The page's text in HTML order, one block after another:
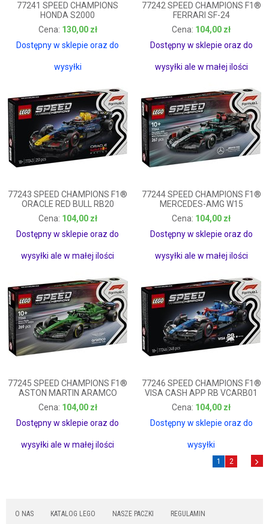
77241 SPEED CHAMPIONS
HONDA S2000
130,00 zł
Dostępny w sklepie oraz do
wysyłki
130,00 zł
77242 SPEED CHAMPIONS F1®
FERRARI SF-24
104,00 zł
Dostępny w sklepie oraz do
wysyłki ale w małej ilości
104,00 zł
77243 SPEED CHAMPIONS F1®
ORACLE RED BULL RB20
104,00 zł
Dostępny w sklepie oraz do
wysyłki ale w małej ilości
104,00 zł
77244 SPEED CHAMPIONS F1®
MERCEDES-AMG W15
104,00 zł
Dostępny w sklepie oraz do
wysyłki ale w małej ilości
104,00 zł
77245 SPEED CHAMPIONS F1®
ASTON MARTIN ARAMCO
AMR2
104,00 zł
Dostępny w sklepie oraz do
wysyłki ale w małej ilości
104,00 zł
77246 SPEED CHAMPIONS F1®
VISA CASH APP RB VCARB01
104,00 zł
Dostępny w sklepie oraz do
wysyłki
104,00 zł
1 2
O NAS KATALOG LEGO NASZE PACZKI REGULAMIN